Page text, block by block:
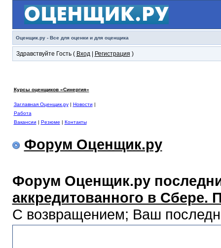
Оценщик.ру - Все для оценки и для оценщика
Здравствуйте Гость ( Вход| Регистрация )
Курсы оценщиков «Синергия»
Заглавная Оценщик.ру| Новости |
Работа
Вакансии | Резюме | Контакты
Форум Оценщик.ру
Форум Оценщик.ру
аккредитованного в Сбере.
С возвращением; Ваш